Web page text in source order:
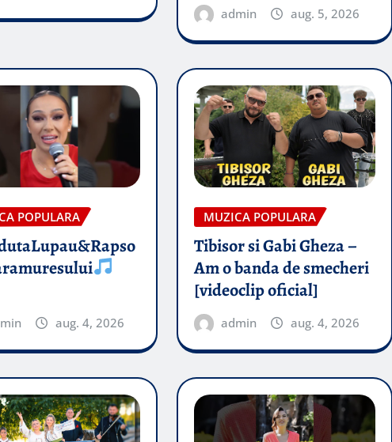
admin aug. 5, 2026
POPULARA
aug. 4, 2026
MUZICA POPULARA
Tibisor si Gabi Gheza –
Am o banda de smecheri
[videoclip oficial]
admin aug. 4, 2026